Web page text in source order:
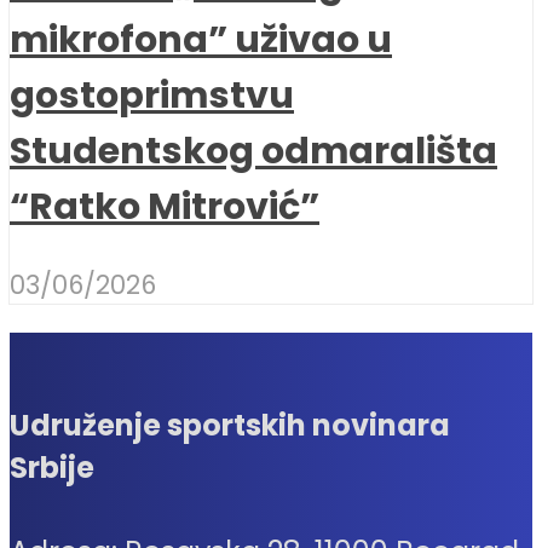
mikrofona” uživao u
gostoprimstvu
Studentskog odmarališta
“Ratko Mitrović”
03/06/2026
Udruženje sportskih novinara
Srbije